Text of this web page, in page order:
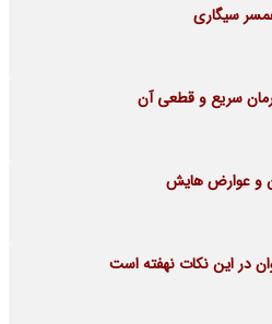
سیگاری
سریع و قطعی آن
و عوارض هایش
در این نکات نهفته است